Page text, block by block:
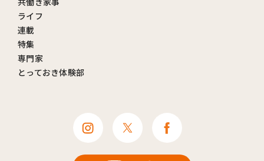
ライフ
連載
特集
専門家
とっておき体験部